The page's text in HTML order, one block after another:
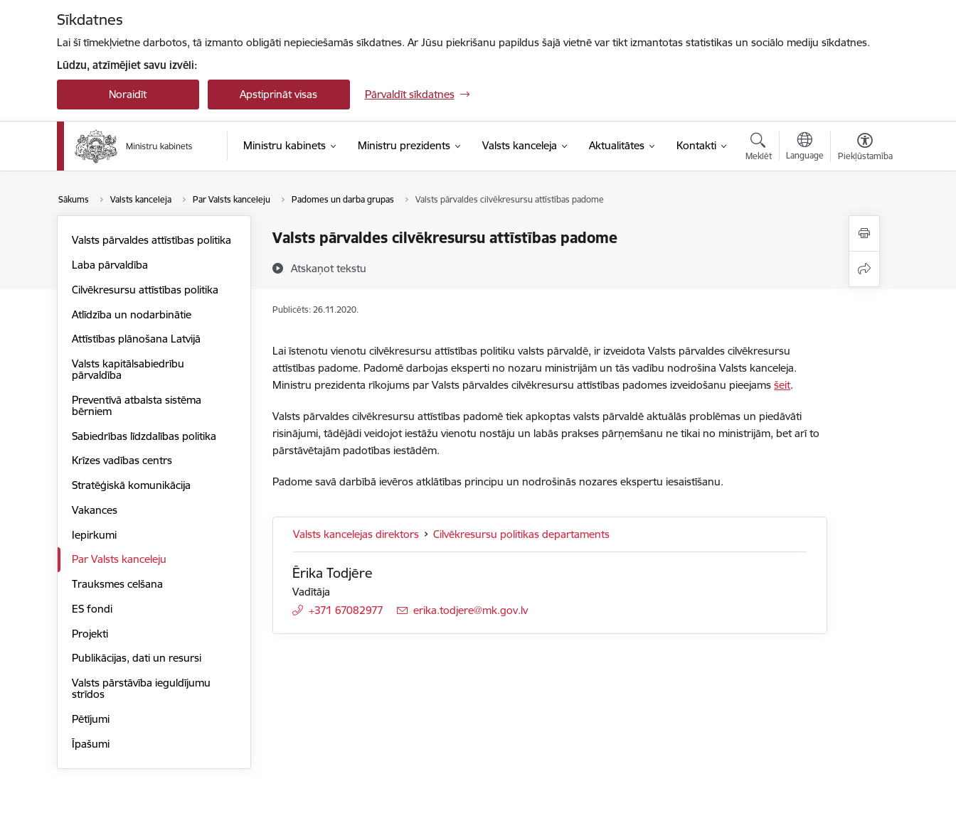
Sīkdatnes
Lai šī tīmekļvietne darbotos, tā izmanto obligāti nepieciešamās sīkdatnes. Ar Jūsu piekrišanu papildus šajā vietnē var tikt izmantotas statistikas un sociālo mediju sīkdatnes.
Lūdzu, atzīmējiet savu izvēli:
Noraidīt Apstiprināt visas Pārvaldīt sīkdatnes
Ministru kabinets Ministru prezidents Valsts kanceleja Aktualitātes Kontakti
Meklēt Language Piekļūstamība
Sākums Valsts kanceleja Par Valsts kanceleju Padomes un darba grupas Valsts pārvaldes cilvēkresursu attīstības padome
Valsts pārvaldes cilvēkresursu attīstības padome
Atskaņot tekstu
Valsts pārvaldes attīstības politika
Laba pārvaldība
Cilvēkresursu attīstības politika
Atlīdzība un nodarbinātie
Attīstības plānošana Latvijā
Valsts kapitālsabiedrību
pārvaldība
Preventīvā atbalsta sistēma
bērniem
Sabiedrības līdzdalības politika
Krīzes vadības centrs
Stratēģiskā komunikācija
Vakances
Iepirkumi
Par Valsts kanceleju
Trauksmes celšana
ES fondi
Projekti
Publikācijas, dati un resursi
Valsts pārstāvība ieguldījumu
strīdos
Pētījumi
Īpašumi
Publicēts: 26.11.2020.
Lai īstenotu vienotu cilvēkresursu attīstības politiku valsts pārvaldē, ir izveidota Valsts pārvaldes cilvēkresursu
attīstības padome. Padomē darbojas eksperti no nozaru ministrijām un tās vadību nodrošina Valsts kanceleja.
Ministru prezidenta rīkojums par Valsts pārvaldes cilvēkresursu attīstības padomes izveidošanu pieejamsšeit.
Valsts pārvaldes cilvēkresursu attīstības padomē tiek apkoptas valsts pārvaldē aktuālās problēmas un piedāvāti
risinājumi, tādējādi veidojot iestāžu vienotu nostāju un labās prakses pārņemšanu ne tikai no ministrijām, bet arī to
pārstāvētajām padotības iestādēm.
Padome savā darbībā ievēros atklātības principu un nodrošinās nozares ekspertu iesaistīšanu.
Valsts kancelejas direktors Cilvēkresursu politikas departaments
Ērika Todjēre
Vadītāja
+371 67082977
E-pasts:
erika.todjere@mk.gov.lv